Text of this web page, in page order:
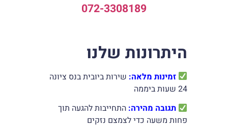
072-3308189
היתרונות שלנו
זמינות מלאה: שירות ביובית בנס ציונה
24 שעות ביממה
תגובה מהירה: התחייבות להגעה תוך
פחות משעה כדי לצמצם נזקים